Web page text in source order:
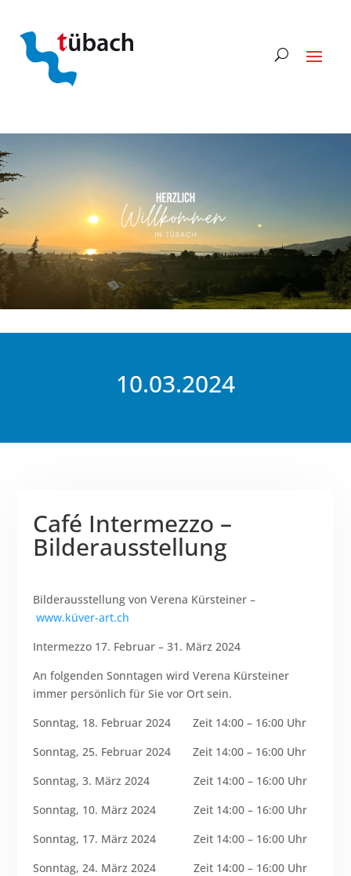
10.03.2024
Café Intermezzo –
Bilderausstellung
Bilderausstellung von Verena Kürsteiner –
www.küver-art.ch
Intermezzo 17. Februar – 31. März 2024
An folgenden Sonntagen wird Verena Kürsteiner
immer persönlich für Sie vor Ort sein.
Sonntag, 18. Februar 2024 Zeit 14:00 – 16:00 Uhr
Sonntag, 25. Februar 2024 Zeit 14:00 – 16:00 Uhr
Sonntag, 3. März 2024 Zeit 14:00 – 16:00 Uhr
Sonntag, 10. März 2024 Zeit 14:00 – 16:00 Uhr
Sonntag, 17. März 2024 Zeit 14:00 – 16:00 Uhr
Sonntag, 24. März 2024 Zeit 14:00 – 16:00 Uhr